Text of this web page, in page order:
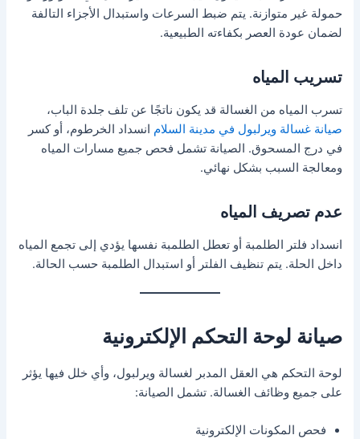
حمولة غير متوازنة. يتم ضبط السرعات واستبدال الأجزاء التالفة
لضمان عودة العصر بكفاءته الطبيعية.
تسريب المياه
تسرب المياه من الغسالة قد يكون ناتجًا عن تلف جلدة الباب،
صيانة غسالة ويرلبول في مدينة السلام انسداد الخرطوم، أو كسر
في درج المسحوق. الصيانة تشمل فحص جميع مسارات المياه
ومعالجة السبب بشكل نهائي.
عدم تصريف المياه
انسداد فلتر الطلمبة أو تعطل الطلمبة نفسها يؤدي إلى تجمع المياه
داخل الحلة. يتم تنظيف الفلتر أو استبدال الطلمبة حسب الحالة.
صيانة لوحة التحكم الإلكترونية
لوحة التحكم هي العقل المدبر لغسالة ويرلبول، وأي خلل فيها يؤثر
على جميع وظائف الغسالة. تشمل الصيانة:
فحص المكونات الإلكترونية